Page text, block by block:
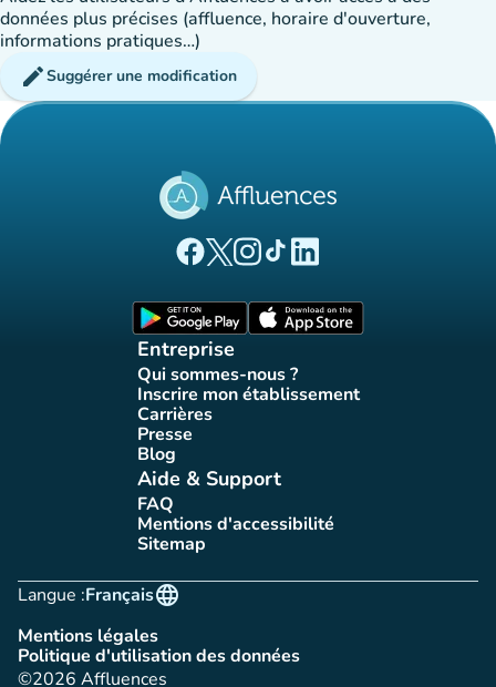
données plus précises (affluence, horaire d'ouverture,
informations pratiques…)
editSuggérer une modification
(nouvel onglet)
(nouvel onglet)
(nouvel onglet)
(nouvel onglet)
(nouvel onglet)
Entreprise
Qui sommes-nous ?
(nouvel onglet)
Inscrire mon établissement
(nouvel onglet)
Carrières(nouvel onglet)
Presse(nouvel onglet)
Blog(nouvel onglet)
Aide & Support
FAQ(nouvel onglet)
Mentions d'accessibilité
(nouvel onglet)
Sitemap(nouvel onglet)
Langue :
language
Français
Mentions légales
(nouvel onglet)
Politique d'utilisation des données
(nouvel onglet)
©2026 Affluences